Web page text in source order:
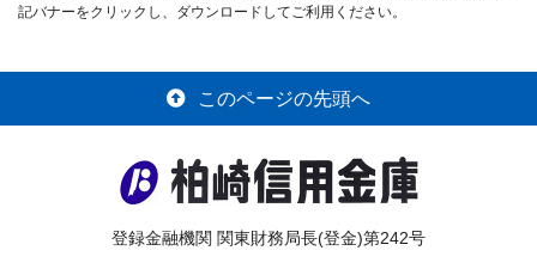
記バナーをクリックし、ダウンロードしてご利用ください。
このページの先頭へ
登録金融機関 関東財務局長(登金)第242号